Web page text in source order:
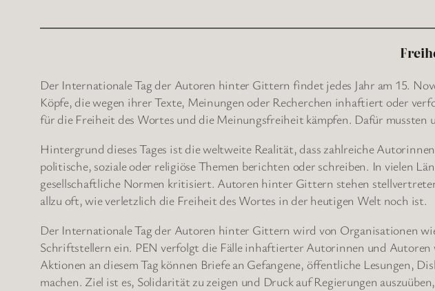
Der Internationale Tag der Autoren hinter Gittern findet jedes Jahr am 15.
Köpfe, die wegen ihrer Texte, Meinungen oder Recherchen inhaftiert oder
für die Freiheit des Wortes und die Meinungsfreiheit kämpfen. Dafür mussten
Hintergrund dieses Tages ist die weltweite Realität, dass zahlreiche
politische, soziale oder religiöse Themen berichten oder schreiben. In vielen
gesellschaftliche Normen kritisiert. Autoren hinter Gittern stehen
allzu oft, wie verletzlich die Freiheit des Wortes in der heutigen Welt noch ist.
Der Internationale Tag der Autoren hinter Gittern wird von Organisationen
Schriftstellern ein. PEN verfolgt die Fälle inhaftierter Autorinnen und
Aktionen an diesem Tag können Briefe an Gefangene, öffentliche Lesungen,
machen. Ziel ist es, Solidarität zu zeigen und Druck auf Regierungen